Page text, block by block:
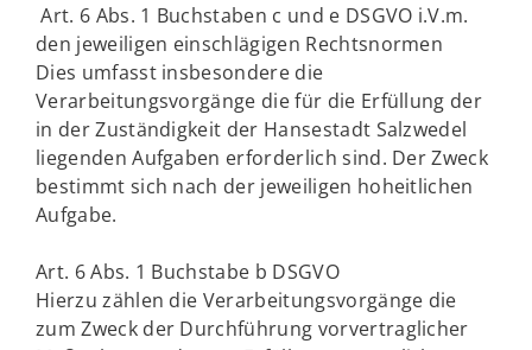
Art. 6 Abs. 1 Buchstaben c und e DSGVO i.V.m.
den jeweiligen einschlägigen Rechtsnormen
Dies umfasst insbesondere die
Verarbeitungsvorgänge die für die Erfüllung der
in der Zuständigkeit der Hansestadt Salzwedel
liegenden Aufgaben erforderlich sind. Der Zweck
bestimmt sich nach der jeweiligen hoheitlichen
Aufgabe.
Art. 6 Abs. 1 Buchstabe b DSGVO
Hierzu zählen die Verarbeitungsvorgänge die
zum Zweck der Durchführung vorvertraglicher